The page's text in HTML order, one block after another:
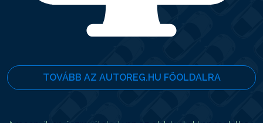
TOVÁBB AZ AUTOREG.HU FŐOLDALRA